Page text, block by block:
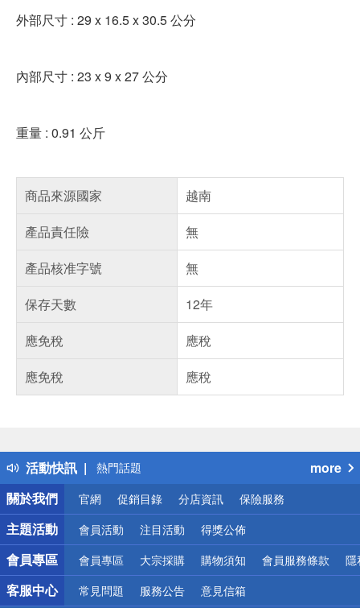
外部尺寸 : 29 x 16.5 x 30.5 公分
內部尺寸 : 23 x 9 x 27 公分
重量 : 0.91 公斤
商品來源國家
越南
產品責任險
無
產品核准字號
無
保存天數
12年
應免稅
應稅
應免稅
應稅
活動快訊
得獎公告
熱門話題
銀行優惠
偏遠地區配送
詐騙網頁！請小心！
more
關於我們
官網 促銷目錄 分店資訊 保險服務
主題活動 會員活動 注目活動 得獎公佈
會員專區 會員專區 大宗採購 購物須知 會員服務條款 隱
客服中心 常見問題 服務公告 意見信箱